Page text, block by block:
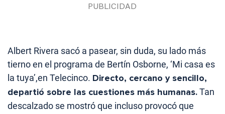
Albert Rivera sacó a pasear, sin duda, su lado más
tierno en el programa de Bertín Osborne, ‘Mi casa es
la tuya’,en Telecinco. Directo, cercano y sencillo,
departió sobre las cuestiones más humanas.Tan
descalzado se mostró que incluso provocó que